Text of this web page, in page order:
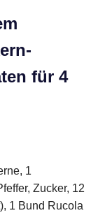
für 4
1
Zucker, 12
1 Bund Rucola